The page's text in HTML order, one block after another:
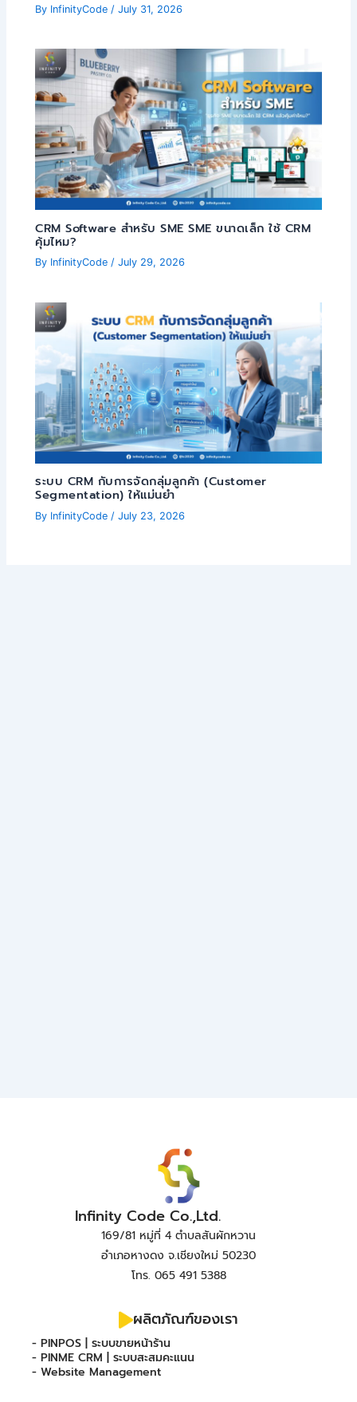
By InfinityCode /July 31, 2026
CRM Software สำหรับ SME SME ขนาดเล็ก ใช้ CRM
คุ้มไหม?
By InfinityCode/July 29, 2026
ระบบ CRM กับการจัดกลุ่มลูกค้า (Customer
Segmentation) ให้แม่นยำ
By InfinityCode /July 23, 2026
Infinity Code Co.,Ltd.
169/81 หมู่ที่ 4 ตำบลสันผักหวาน
อำเภอหางดง จ.เชียงใหม่ 50230
โทร. 065 491 5388
ผลิตภัณฑ์ของเรา
- PINPOS | ระบบขายหน้าร้าน
- PINME CRM | ระบบสะสมคะแนน
- Website Management